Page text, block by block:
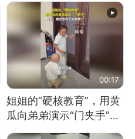
00:17
姐姐的“硬核教育”，用黄
瓜向弟弟演示“门夹手”，
网友：果然言传不如身